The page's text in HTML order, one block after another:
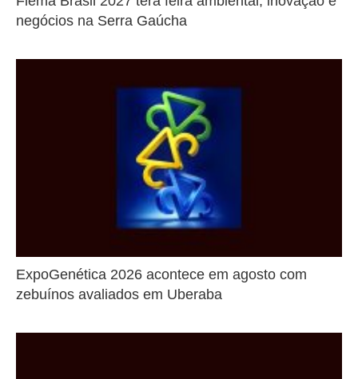
negócios na Serra Gaúcha
ExpoGenética 2026 acontece em agosto com
zebuínos avaliados em Uberaba